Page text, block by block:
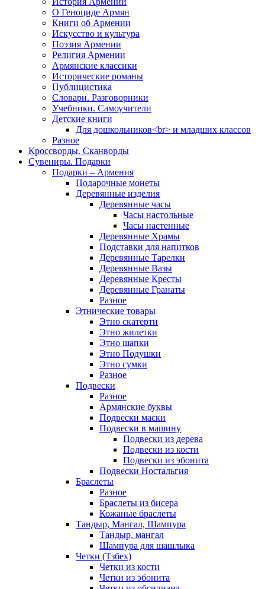
О Геноциде Армян
Книги об Армении
Иcкусство и культура
Поэзия Армении
Религия Армении
Армянские классики
Исторические романы
Публицистика
Словари. Разговорники
Учебники. Самоучители
Детские книги
Для дошкольников<br> и младших классов
Разное
Кроссворды. Сканворды
Сувениры. Подарки
Подарки – Армения
Подарочные монеты
Деревянные изделия
Деревянные часы
Часы настольные
Часы настенные
Деревянные Храмы
Подставки для напитков
Деревянные Тарелки
Деревянные Вазы
Деревянные Кресты
Деревянные Гранаты
Разное
Этнические товары
Этно скатерти
Этно жилетки
Этно шапки
Этно Подушки
Этно сумки
Разное
Подвески
Разное
Армянские буквы
Подвески маски
Подвески в машину
Подвески из дерева
Подвески из кости
Подвески из эбонита
Подвески Ностальгия
Браслеты
Разное
Браслеты из бисера
Кожаные браслеты
Тандыр, Мангал, Шампура
Тандыр, мангал
Шампура для шашлыка
Четки (Тзбех)
Четки из кости
Четки из эбонита